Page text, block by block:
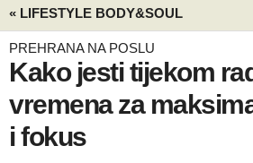
« LIFESTYLE BODY&SOUL
PREHRANA NA POSLU
Kako jesti tijekom
vremena za
i fokus